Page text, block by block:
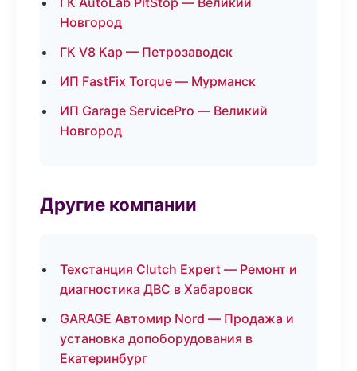
Новгород
ГК V8 Кар — Петрозаводск
ИП FastFix Torque — Мурманск
ИП Garage ServicePro — Великий
Новгород
Другие компании
Техстанция Clutch Expert — Ремонт и
диагностика ДВС в Хабаровск
GARAGE Автомир Nord — Продажа и
установка допоборудования в
Екатеринбург